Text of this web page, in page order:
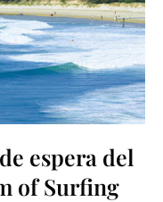
espera del
of Surfing